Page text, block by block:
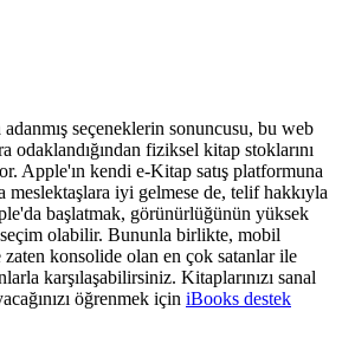
seçeneklerin sonuncusu, bu web
odaklandığından fiziksel kitap stoklarını
Apple'ın kendi e-Kitap satış platformuna
meslektaşlara iyi gelmese de, telif hakkıyla
başlatmak, görünürlüğünün yüksek
olabilir. Bununla birlikte, mobil
konsolide olan en çok satanlar ile
karşılaşabilirsiniz. Kitaplarınızı sanal
öğrenmek için iBooks destek